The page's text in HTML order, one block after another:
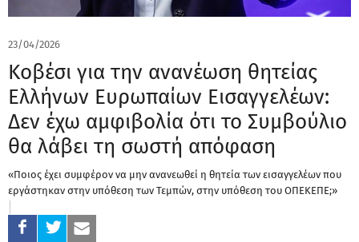
23/04/2026
Κοβέσι για την ανανέωση θητείας
Ελλήνων Ευρωπαίων Εισαγγελέων:
Δεν έχω αμφιβολία ότι το Συμβούλιο
θα λάβει τη σωστή απόφαση
«Ποιος έχει συμφέρον να μην ανανεωθεί η θητεία των εισαγγελέων που
εργάστηκαν στην υπόθεση των Τεμπών, στην υπόθεση του ΟΠΕΚΕΠΕ;»